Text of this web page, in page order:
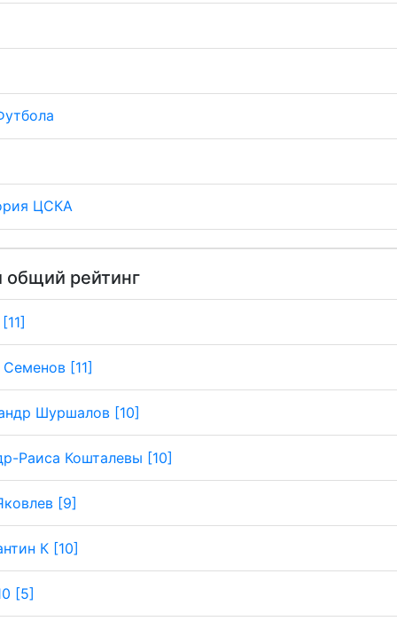
ЦСКА
рейтинг
[11]
Шуршалов [10]
Раиса Кошталевы [10]
[9]
К [10]
[5]